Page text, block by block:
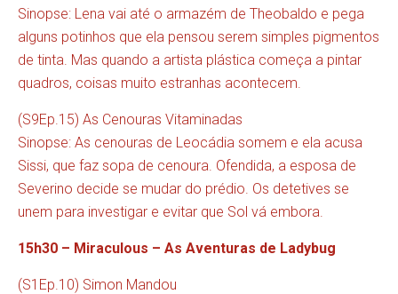
Sinopse: Lena vai até o armazém de Theobaldo e pega
alguns potinhos que ela pensou serem simples pigmentos
de tinta. Mas quando a artista plástica começa a pintar
quadros, coisas muito estranhas acontecem.
(S9Ep.15) As Cenouras Vitaminadas
Sinopse: As cenouras de Leocádia somem e ela acusa
Sissi, que faz sopa de cenoura. Ofendida, a esposa de
Severino decide se mudar do prédio. Os detetives se
unem para investigar e evitar que Sol vá embora.
15h30 – Miraculous – As Aventuras de Ladybug
(S1Ep.10) Simon Mandou